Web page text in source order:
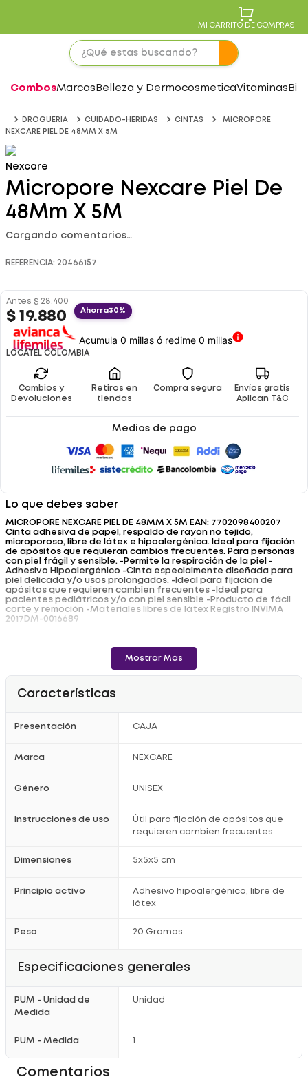
MI CARRITO DE COMPRAS
CombosMarcas Belleza y DermocosmeticaVitaminas
DROGUERIA CUIDADO-HERIDAS CINTAS
MICROPORE
NEXCARE PIEL DE 48MM X 5M
Nexcare
Micropore Nexcare Piel De
48Mm X 5M
Cargando comentarios…
REFERENCIA: 20466157
Antes $ 28.400
$ 19.880 Ahorra30%
Acumula 0 millas ó redime 0 millas
LOCATEL COLOMBIA
Cambios y
Devoluciones
Retiros en
tiendas
Compra segura
Envíos gratis
Aplican T&C
Medios de pago
Lo que debes saber
MICROPORE NEXCARE PIEL DE 48MM X 5M EAN: 7702098400207
Cinta adhesiva de papel, respaldo de rayón no tejido,
microporoso, libre de látex e hipoalergénica. Ideal para fijación
de apósitos que requieran cambios frecuentes. Para personas
con piel frágil y sensible. -Permite la respiración de la piel -
Adhesivo Hipoalergénico -Cinta especialmente diseñada para
piel delicada y/o usos prolongados. -Ideal para fijación de
apósitos que requieren cambien frecuentes -Ideal para
pacientes pediátricos y/o con piel sensible -Producto de fácil
corte y remoción -Materiales libres de látex Registro INVIMA
2017DM-0016689
Mostrar Más
Características
Presentación CAJA
Marca NEXCARE
Género UNISEX
Instrucciones de uso
Útil para fijación de apósitos que
requieren cambien frecuentes
Dimensiones 5x5x5 cm
Principio activo
Adhesivo hipoalergénico, libre de
látex
Peso 20 Gramos
Especificaciones generales
PUM - Unidad de
Medida
Unidad
PUM - Medida
Comentarios